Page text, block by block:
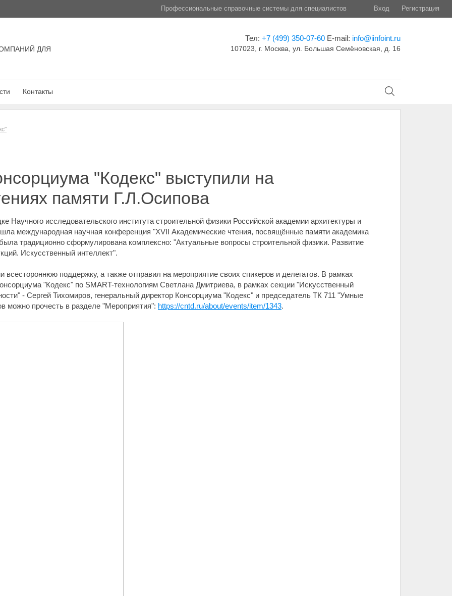
Профессиональные справочные системы для специалистов Вход Регистрация
ДЛЯ
Тел: +7 (499) 350-07-60 E-mail: info@iinfoint.ru
107023, г. Москва, ул. Большая Семёновская, д. 16
Контакты
"Кодекс" выступили на
памяти Г.Л.Осипова
исследовательского института строительной физики Российской академии архитектуры и
международная научная конференция "XVII Академические чтения, посвящённые памяти академика
традиционно сформулирована комплексно: "Актуальные вопросы строительной физики. Развитие
Искусственный интеллект".
поддержку, а также отправил на мероприятие своих спикеров и делегатов. В рамках
"Кодекс" по SMART-технологиям Светлана Дмитриева, в рамках секции "Искусственный
- Сергей Тихомиров, генеральный директор Консорциума "Кодекс" и председатель ТК 711 "Умные
можно прочесть в разделе "Мероприятия": https://cntd.ru/about/events/item/1343.